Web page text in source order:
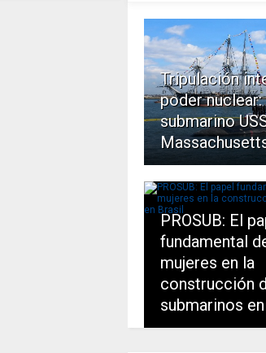
Tripulación
poder nuclear:
submarino
PROSUB: El
fundamental
mujeres en la
construcción
submarinos